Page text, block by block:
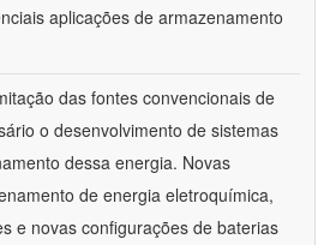
aplicações de armazenamento
das fontes convencionais de
o desenvolvimento de sistemas
dessa energia. Novas
de energia eletroquímica,
e novas configurações de baterias